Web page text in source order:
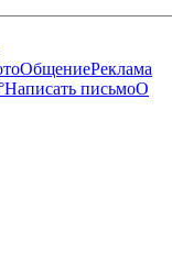
ОбщениеРеклама
Написать письмоО